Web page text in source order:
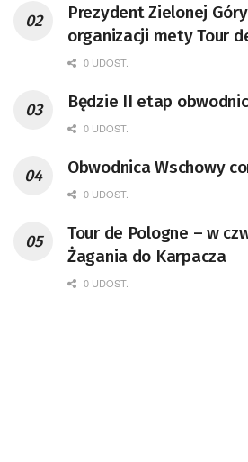
Prezydent Zielonej
organizacji mety Tour
0 UDOST.
Będzie II etap
0 UDOST.
Obwodnica Wschowy
0 UDOST.
Tour de Pologne – w
Żagania do Karpacza
0 UDOST.